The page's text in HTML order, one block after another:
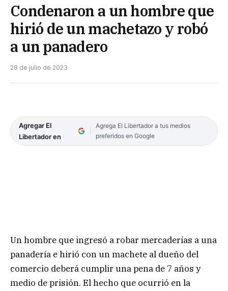
Condenaron a un hombre que
hirió de un machetazo y robó
a un panadero
28 de julio de 2023
Agregar El
Libertador en
Agrega El Libertador a tus medios
preferidos en Google
Un hombre que ingresó a robar mercaderías a una
panadería e hirió con un machete al dueño del
comercio deberá cumplir una pena de 7 años y
medio de prisión. El hecho que ocurrió en la